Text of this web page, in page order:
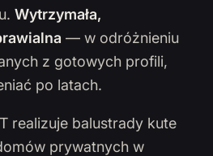
Wytrzymała,
— w odróżnieniu
z gotowych profili,
po latach.
realizuje balustrady kute
prywatnych w